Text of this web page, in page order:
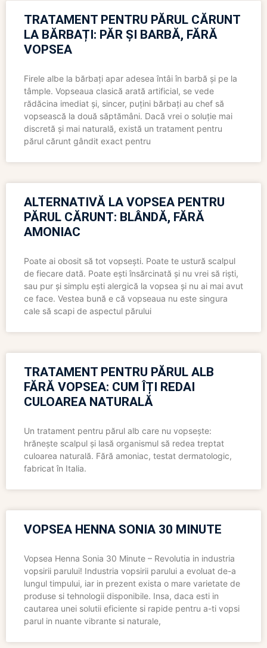
TRATAMENT PENTRU PĂRUL CĂRUNT
LA BĂRBAȚI: PĂR ȘI BARBĂ, FĂRĂ
VOPSEA
Firele albe la bărbați apar adesea întâi în barbă și pe la
tâmple. Vopseaua clasică arată artificial, se vede
rădăcina imediat și, sincer, puțini bărbați au chef să
vopsească la două săptămâni. Dacă vrei o soluție mai
discretă și mai naturală, există un tratament pentru
părul cărunt gândit exact pentru
ALTERNATIVĂ LA VOPSEA PENTRU
PĂRUL CĂRUNT: BLÂNDĂ, FĂRĂ
AMONIAC
Poate ai obosit să tot vopsești. Poate te ustură scalpul
de fiecare dată. Poate ești însărcinată și nu vrei să riști,
sau pur și simplu ești alergică la vopsea și nu ai mai avut
ce face. Vestea bună e că vopseaua nu este singura
cale să scapi de aspectul părului
TRATAMENT PENTRU PĂRUL ALB
FĂRĂ VOPSEA: CUM ÎȚI REDAI
CULOAREA NATURALĂ
Un tratament pentru părul alb care nu vopsește:
hrănește scalpul și lasă organismul să redea treptat
culoarea naturală. Fără amoniac, testat dermatologic,
fabricat în Italia.
VOPSEA HENNA SONIA 30 MINUTE
Vopsea Henna Sonia 30 Minute – Revolutia in industria
vopsirii parului! Industria vopsirii parului a evoluat de-a
lungul timpului, iar in prezent exista o mare varietate de
produse si tehnologii disponibile. Insa, daca esti in
cautarea unei solutii eficiente si rapide pentru a-ti vopsi
parul in nuante vibrante si naturale,